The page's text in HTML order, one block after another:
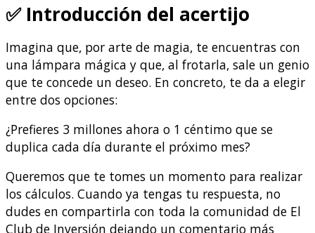
✅ Introducción del acertijo
Imagina que, por arte de magia, te encuentras con
una lámpara mágica y que, al frotarla, sale un genio
que te concede un deseo. En concreto, te da a elegir
entre dos opciones:
¿Prefieres 3 millones ahora o 1 céntimo que se
duplica cada día durante el próximo mes?
Queremos que te tomes un momento para realizar
los cálculos. Cuando ya tengas tu respuesta, no
dudes en compartirla con toda la comunidad de El
Club de Inversión dejando un comentario más